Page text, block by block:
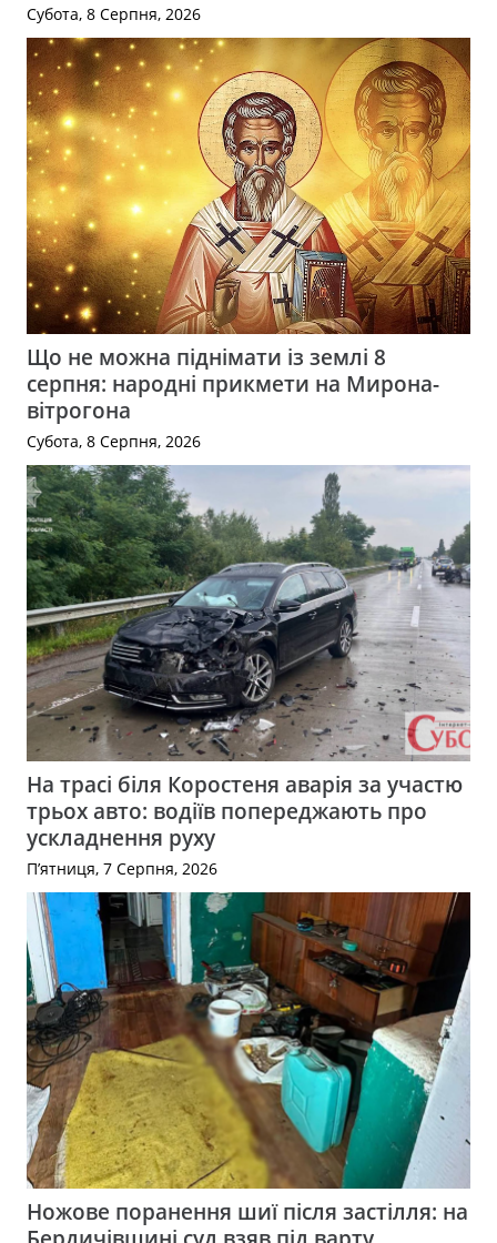
Субота, 8 Серпня, 2026
Що не можна піднімати із землі 8
серпня: народні прикмети на Мирона-
вітрогона
Субота, 8 Серпня, 2026
На трасі біля Коростеня аварія за участю
трьох авто: водіїв попереджають про
ускладнення руху
П’ятниця, 7 Серпня, 2026
Ножове поранення шиї після застілля: на